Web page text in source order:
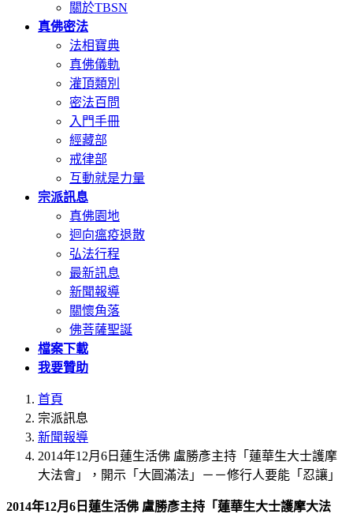
關於TBSN
真佛密法
法相寶典
真佛儀軌
灌頂類別
密法百問
入門手冊
經藏部
戒律部
互動就是力量
宗派訊息
真佛園地
迴向瘟疫退散
弘法行程
最新訊息
新聞報導
關懷角落
佛菩薩聖誕
檔案下載
我要贊助
首頁
宗派訊息
新聞報導
2014年12月6日蓮生活佛 盧勝彥主持「蓮華生大士護摩
大法會」，開示「大圓滿法」－－修行人要能「忍讓」
2014年12月6日蓮生活佛 盧勝彥主持「蓮華生大士護摩大法